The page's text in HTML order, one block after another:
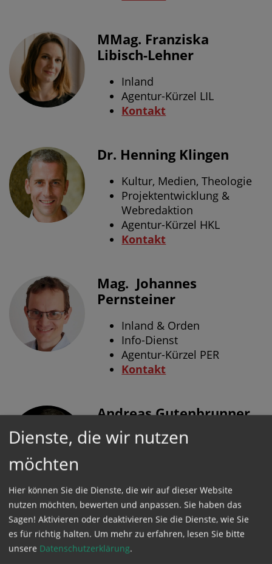
MMag. Franziska
Libisch-Lehner
Inland
Agentur-Kürzel LIL
Kontakt
Dr. Henning Klingen
Kultur, Medien, Theologie
Projektentwicklung &
Webredaktion
Agentur-Kürzel HKL
Kontakt
Mag. Johannes
Pernsteiner
Inland & Orden
Info-Dienst
Agentur-Kürzel PER
Kontakt
Andreas Gutenbrunner
Kontakt
Jutta Steiner BA BA MA
MA
Dienste, die wir nutzen
möchten
Hier können Sie die Dienste, die wir auf dieser Website
nutzen möchten, bewerten und anpassen. Sie haben das
Sagen! Aktivieren oder deaktivieren Sie die Dienste, wie Sie
es für richtig halten. Um mehr zu erfahren, lesen Sie bitte
unsere Datenschutzerklärung.